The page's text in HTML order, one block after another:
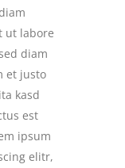
ut labore
diam
et justo
kasd
est
ipsum
elitr,